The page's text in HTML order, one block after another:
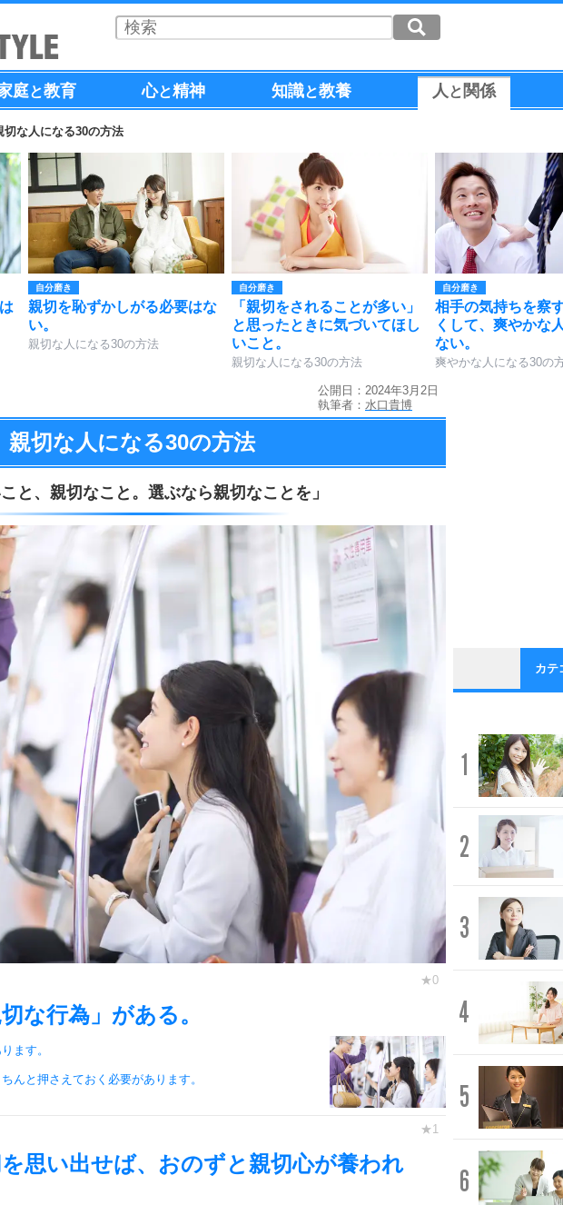
庭と教育 心と精神 知識と教養 人と 関係
切な人になる30の方法
自分磨き
親切を恥ずかしがる必要はな
い。
親切な人になる30の方法
自分磨き
「親切をされることが多い」
と思ったときに気づいてほし
いこと。
親切な人になる30の方法
自分磨き
相手の気持ちを察
くして、爽やかな
ない。
爽やかな人になる30の
公開日：2024年3月2日
執筆者： 水口貴博
親切な人になる30の方法
と、 親切なこと。 選ぶなら親切なことを」
な行為」がある。
ます。
んと押さえておく必要があります。
思い出せば、おのずと親切心が養われ
カテ
1
2
3
4
5
6